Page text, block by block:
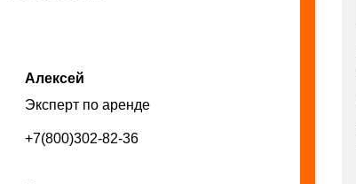
Алексей
Эксперт по аренде
+7(800)302-82-36